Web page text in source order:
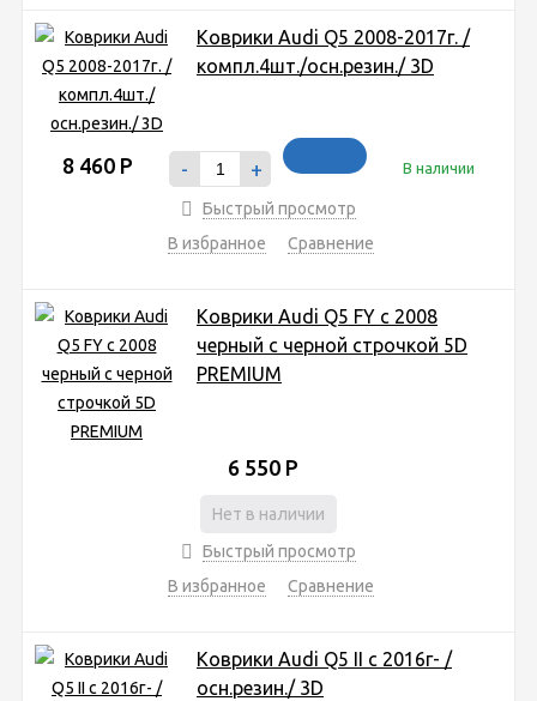
Коврики Audi Q5 2008-2017г. /
компл.4шт./осн.резин./ 3D
8 460 Р - + В наличии
Быстрый просмотр
В избранное
Сравнение
Коврики Audi Q5 FY c 2008
черный с черной строчкой 5D
PREMIUM
6 550 Р
Нет в наличии
Быстрый просмотр
В избранное
Сравнение
Коврики Audi Q5 II с 2016г- /
осн.резин./ 3D